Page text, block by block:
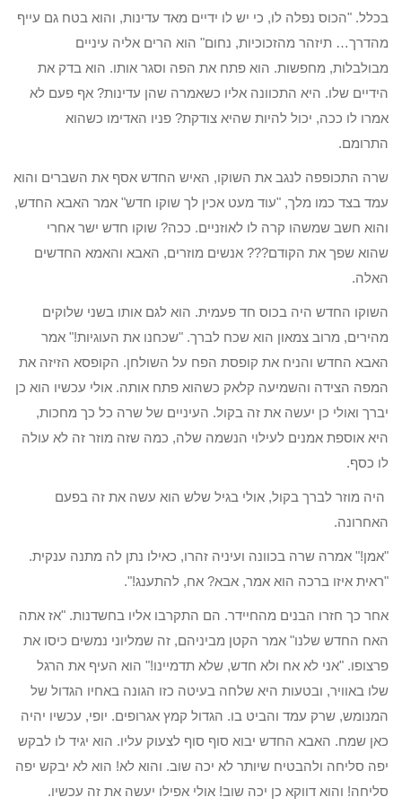
בכלל. "הכוס נפלה לו, כי יש לו ידיים מאד עדינות, והוא בטח גם עייף
מהדרך… תיזהר מהזכוכיות, נחום" הוא הרים אליה עיניים
מבולבלות, מחפשות. הוא פתח את הפה וסגר אותו. הוא בדק את
הידיים שלו. היא התכוונה אליו כשאמרה שהן עדינות? אף פעם לא
אמרו לו ככה, יכול להיות שהיא צודקת? פניו האדימו כשהוא
התרומם.
שרה התכופפה לנגב את השוקו, האיש החדש אסף את השברים והוא
עמד בצד כמו מלך, "עוד מעט אכין לך שוקו חדש" אמר האבא החדש,
והוא חשב שמשהו קרה לו לאוזניים. ככה? שוקו חדש ישר אחרי
שהוא שפך את הקודם??? אנשים מוזרים, האבא והאמא החדשים
האלה.
השוקו החדש היה בכוס חד פעמית. הוא לגם אותו בשני שלוקים
מהירים, מרוב צמאון הוא שכח לברך. "שכחנו את העוגיות!" אמר
האבא החדש והניח את קופסת הפח על השולחן. הקופסא הזיזה את
המפה הצידה והשמיעה קלאק כשהוא פתח אותה. אולי עכשיו הוא כן
יברך ואולי כן יעשה את זה בקול. העיניים של שרה כל כך מחכות,
היא אוספת אמנים לעילוי הנשמה שלה, כמה שזה מוזר זה לא עולה
לו כסף.
היה מוזר לברך בקול, אולי בגיל שלש הוא עשה את זה בפעם
האחרונה.
"אמן!" אמרה שרה בכוונה ועיניה זהרו, כאילו נתן לה מתנה ענקית.
"ראית איזו ברכה הוא אמר, אבא? אח, להתענג!".
אחר כך חזרו הבנים מהחיידר. הם התקרבו אליו בחשדנות. "אז אתה
האח החדש שלנו" אמר הקטן מביניהם, זה שמליוני נמשים כיסו את
פרצופו. "אני לא אח ולא חדש, שלא תדמיינו!" הוא העיף את הרגל
שלו באוויר, ובטעות היא שלחה בעיטה כזו הגונה באחיו הגדול של
המנומש, שרק עמד והביט בו. הגדול קמץ אגרופים. יופי, עכשיו יהיה
כאן שמח. האבא החדש יבוא סוף סוף לצעוק עליו. הוא יגיד לו לבקש
יפה סליחה ולהבטיח שיותר לא יכה שוב. והוא לא! הוא לא יבקש יפה
סליחה! והוא דווקא כן יכה שוב! אולי אפילו יעשה את זה עכשיו.